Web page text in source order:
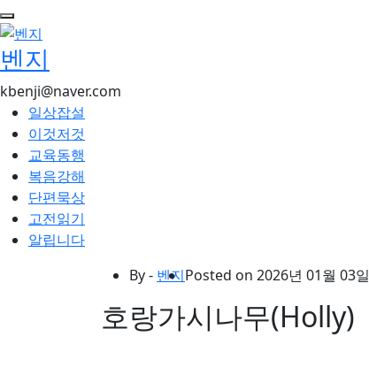
콘
텐
츠
로
건
너
뛰
기
벤지
kbenji@naver.com
일상잡설
이것저것
교육동행
복음강해
단편묵상
고전읽기
알립니다
By - 벤지Posted on 2026년 01월 03일
호랑가시나무(Holly)